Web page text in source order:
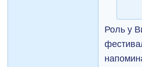
Роль у